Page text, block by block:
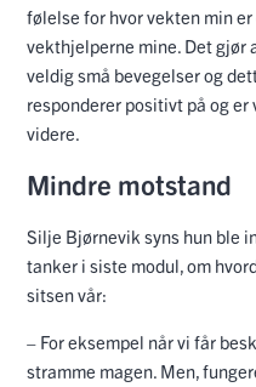
følelse for hvor vekten min
vekthjelperne mine. Det gjør
veldig små bevegelser og
responderer positivt på og
videre.
Mindre motstand
Silje Bjørnevik syns hun ble
tanker i siste modul, om
sitsen vår:
– For eksempel når vi får
stramme magen. Men,